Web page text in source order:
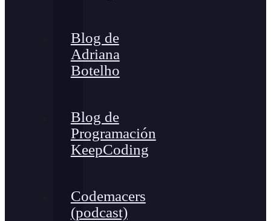
Blog de
Adriana
Botelho
Blog de
Programación
KeepCoding
Codemacers
(podcast)